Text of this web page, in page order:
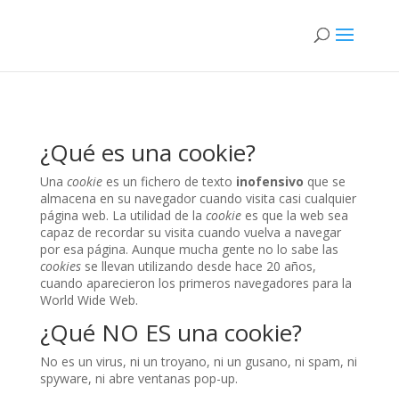
¿Qué es una cookie?
Una cookiees un fichero de texto inofensivo que se
almacena en su navegador cuando visita casi cualquier
página web. La utilidad de la cookiees que la web sea
capaz de recordar su visita cuando vuelva a navegar
por esa página. Aunque mucha gente no lo sabe las
cookiesse llevan utilizando desde hace 20 años,
cuando aparecieron los primeros navegadores para la
World Wide Web.
¿Qué NO ES una cookie?
No es un virus, ni un troyano, ni un gusano, ni spam, ni
spyware, ni abre ventanas pop-up.